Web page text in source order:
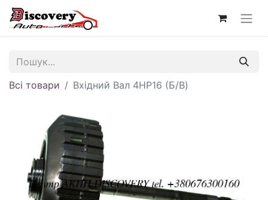
Всі товари Вхідний Вал 4HP16 (Б/В)